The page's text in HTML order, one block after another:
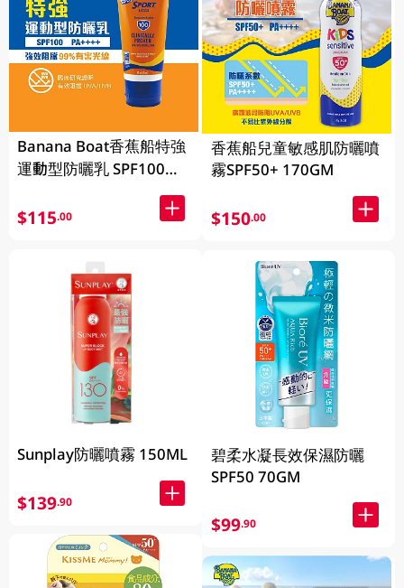
Banana Boat香蕉船特強
運動型防曬乳 SPF100
$115.00
Sunplay防曬噴霧 150ML
$139.90
香蕉船兒童敏感肌防曬噴
霧SPF50+ 170GM
$150.00
碧柔水凝長效保濕防曬
SPF50 70GM
$99.90